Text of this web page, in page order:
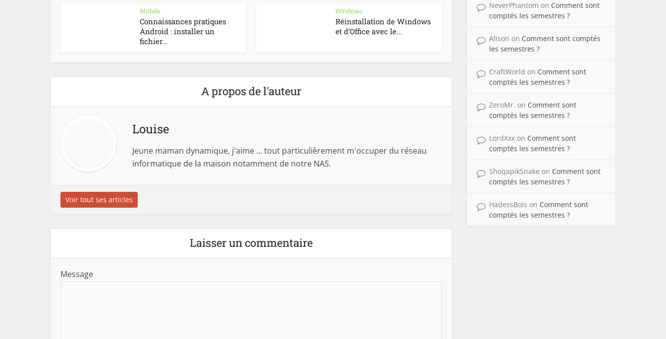
Mobile
Connaissances pratiques
Android : installer un
fichier...
Windows
Réinstallation de Windows
et d’Office avec le...
A propos de l'auteur
Louise
Jeune maman dynamique, j'aime ... tout particulièrement m'occuper du réseau
informatique de la maison notamment de notre NAS.
Voir tout ses articles
Laisser un commentaire
Message
NeverPhantom on Comment sont
comptés les semestres ?
Alison on Comment sont comptés
les semestres ?
CraftWorld on Comment sont
comptés les semestres ?
ZeroMr. on Comment sont
comptés les semestres ?
LordXxx on Comment sont
comptés les semestres ?
ShoqapikSnake on Comment sont
comptés les semestres ?
HadessBois on Comment sont
comptés les semestres ?